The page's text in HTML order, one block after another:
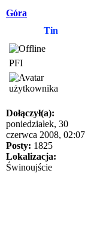
Góra
Tin
PFI
Dołączył(a):
poniedziałek, 30
czerwca 2008, 02:07
Posty: 1825
Lokalizacja:
Świnoujście